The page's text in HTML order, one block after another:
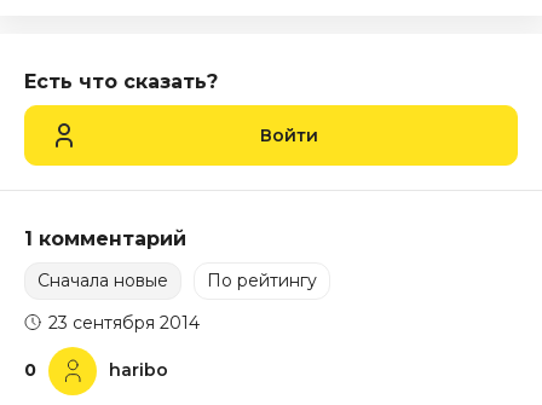
Есть что сказать?
Войти
1 комментарий
Сначала новые По рейтингу
0 haribo
23 сентября 2014